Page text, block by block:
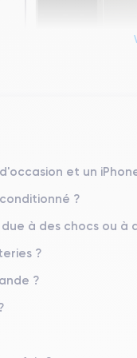
et un
?
à des chocs ou à
?
?